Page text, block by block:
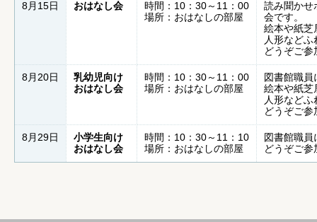
8月15日 おはなし会
時間：10：30～11：00
場所：おはなしの部屋
読み聞かせ
会です。
絵本や紙芝
人形など
どうぞご参
8月20日
乳幼児向け
おはなし会
時間：10：30～11：00
場所：おはなしの部屋
図書館職
絵本や紙芝
人形など
どうぞご参
8月29日
小学生向け
おはなし会
時間：10：30～11：10
場所：おはなしの部屋
図書館職
どうぞご参